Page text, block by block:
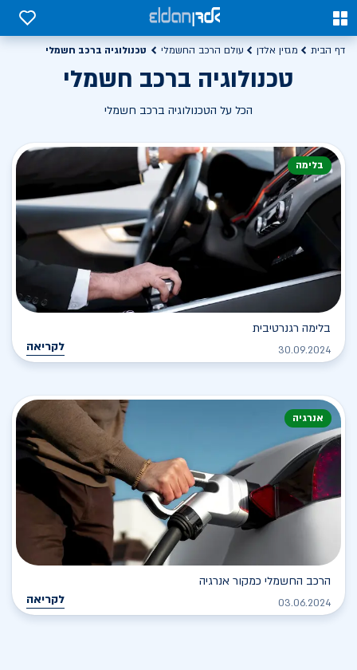
0
0
דף הבית מגזין אלדן עולם הרכב החשמלי טכנולוגיה ברכב חשמלי
טכנולוגיה ברכב חשמלי
הכל על הטכנולוגיה ברכב חשמלי
בלימה
בלימה רגנרטיבית
30.09.2024 לקריאה
אנרגיה
הרכב החשמלי כמקור אנרגיה
03.06.2024 לקריאה